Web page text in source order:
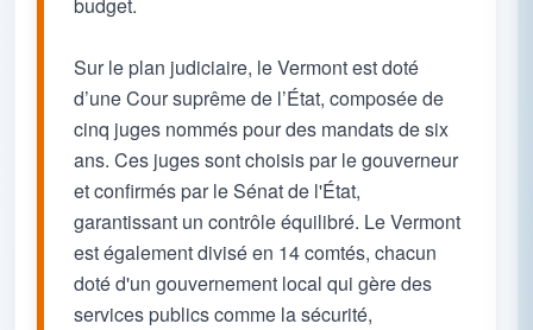
budget.
Sur le plan judiciaire, le Vermont est doté
d’une Cour suprême de l’État, composée de
cinq juges nommés pour des mandats de six
ans. Ces juges sont choisis par le gouverneur
et confirmés par le Sénat de l'État,
garantissant un contrôle équilibré. Le Vermont
est également divisé en 14 comtés, chacun
doté d'un gouvernement local qui gère des
services publics comme la sécurité,